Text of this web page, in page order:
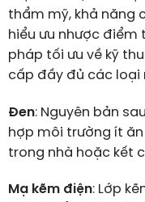
thẩm mỹ, khả năng
hiểu ưu nhược điểm
pháp tối ưu về kỹ
cấp đầy đủ các loại
Đen: Nguyên bản
hợp môi trường ít
trong nhà hoặc kết
Mạ kẽm điện: Lớp